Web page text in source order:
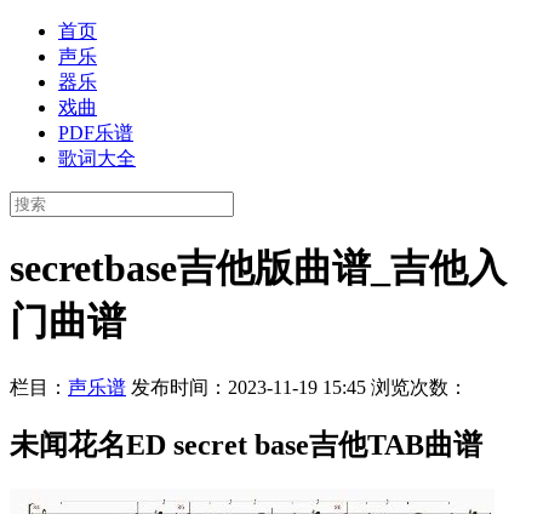
首页
声乐
器乐
戏曲
PDF乐谱
歌词大全
secretbase吉他版曲谱_吉他入
门曲谱
栏目： 声乐谱 发布时间：2023-11-19 15:45 浏览次数：
未闻花名ED secret base吉他TAB曲谱